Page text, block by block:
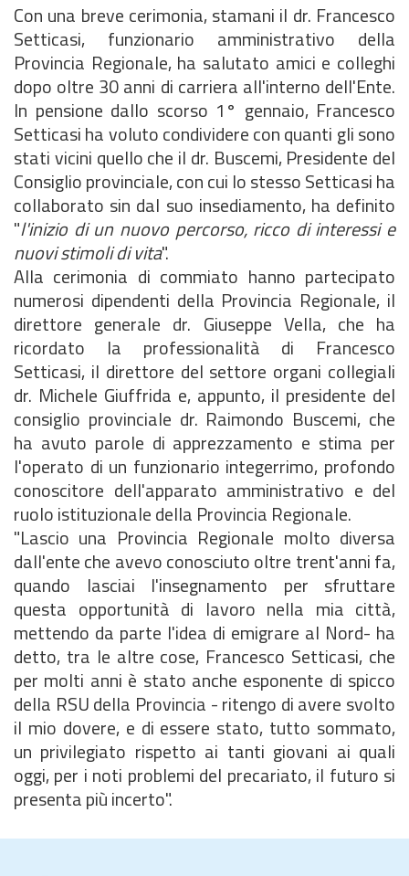
Con una breve cerimonia, stamani il dr. Francesco
Setticasi, funzionario amministrativo della
Provincia Regionale, ha salutato amici e colleghi
dopo oltre 30 anni di carriera all'interno dell'Ente.
In pensione dallo scorso 1° gennaio, Francesco
Setticasi ha voluto condividere con quanti gli sono
stati vicini quello che il dr. Buscemi, Presidente del
Consiglio provinciale, con cui lo stesso Setticasi ha
collaborato sin dal suo insediamento, ha definito
"l'inizio di un nuovo percorso, ricco di interessi e
nuovi stimoli di vita".
Alla cerimonia di commiato hanno partecipato
numerosi dipendenti della Provincia Regionale, il
direttore generale dr. Giuseppe Vella, che ha
ricordato la professionalità di Francesco
Setticasi, il direttore del settore organi collegiali
dr. Michele Giuffrida e, appunto, il presidente del
consiglio provinciale dr. Raimondo Buscemi, che
ha avuto parole di apprezzamento e stima per
l'operato di un funzionario integerrimo, profondo
conoscitore dell'apparato amministrativo e del
ruolo istituzionale della Provincia Regionale.
"Lascio una Provincia Regionale molto diversa
dall'ente che avevo conosciuto oltre trent'anni fa,
quando lasciai l'insegnamento per sfruttare
questa opportunità di lavoro nella mia città,
mettendo da parte l'idea di emigrare al Nord- ha
detto, tra le altre cose, Francesco Setticasi, che
per molti anni è stato anche esponente di spicco
della RSU della Provincia - ritengo di avere svolto
il mio dovere, e di essere stato, tutto sommato,
un privilegiato rispetto ai tanti giovani ai quali
oggi, per i noti problemi del precariato, il futuro si
presenta più incerto".